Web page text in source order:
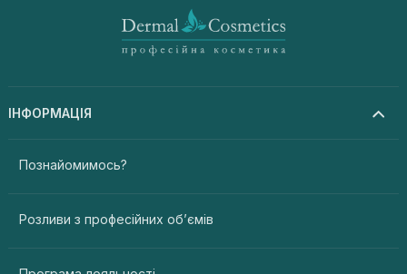
ІНФОРМАЦІЯ
Познайомимось?
Розливи з професійних об’ємів